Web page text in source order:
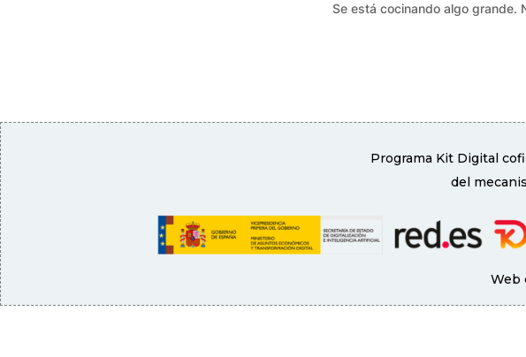
Se está cocinando algo grande.
Programa Kit Digital
del
Web